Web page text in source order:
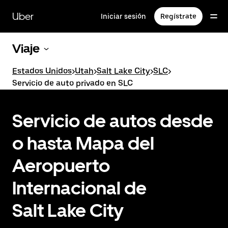
contenido
principal
Uber Iniciar sesión Regístrate
Viaje
Estados Unidos>Utah>Salt Lake City>SLC>
Servicio de auto privado en SLC
Servicio de autos desde
o hasta Mapa del
Aeropuerto
Internacional de
Salt Lake City